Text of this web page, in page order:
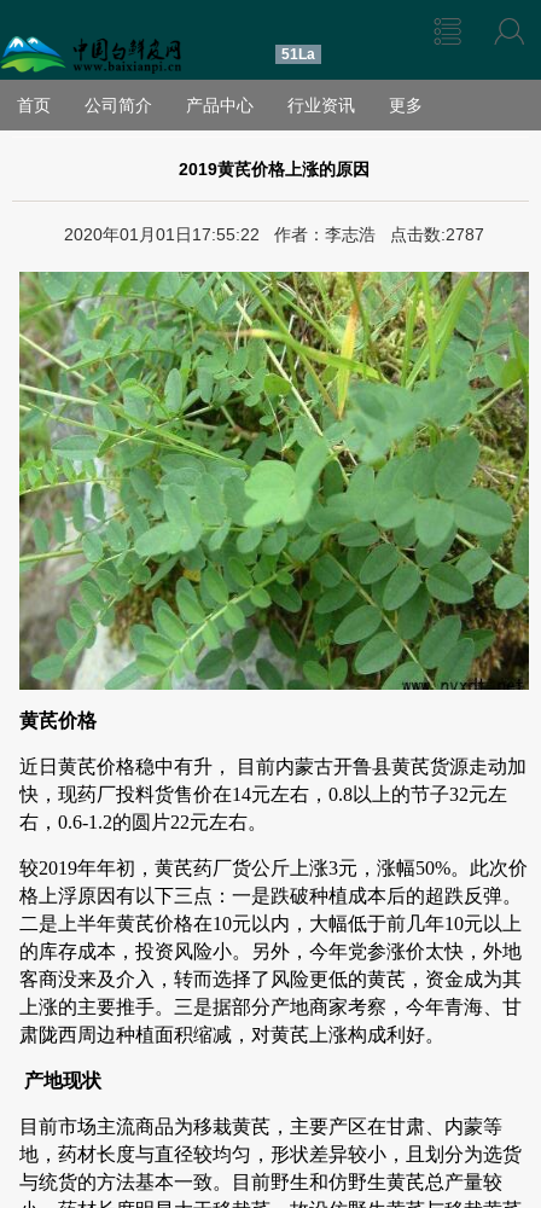
51La
首页 公司简介 产品中心 行业资讯 更多
2019黄芪价格上涨的原因
2020年01月01日17:55:22 作者：李志浩 点击数:2787
黄芪价格
近日黄芪价格稳中有升， 目前内蒙古开鲁县黄芪货源走动加
快，现药厂投料货售价在14元左右，0.8以上的节子32元左
右，0.6-1.2的圆片22元左右。
较2019年年初，黄芪药厂货公斤上涨3元，涨幅50%。此次价
格上浮原因有以下三点：一是跌破种植成本后的超跌反弹。
二是上半年黄芪价格在10元以内，大幅低于前几年10元以上
的库存成本，投资风险小。另外，今年党参涨价太快，外地
客商没来及介入，转而选择了风险更低的黄芪，资金成为其
上涨的主要推手。三是据部分产地商家考察，今年青海、甘
肃陇西周边种植面积缩减，对黄芪上涨构成利好。
产地现状
目前市场主流商品为移栽黄芪，主要产区在甘肃、内蒙等
地，药材长度与直径较均匀，形状差异较小，且划分为选货
与统货的方法基本一致。目前野生和仿野生黄芪总产量较